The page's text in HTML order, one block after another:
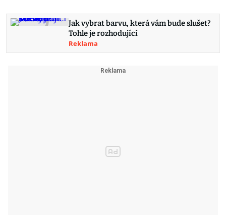
Jak vybrat barvu, která vám bude slušet?
Tohle je rozhodující
Reklama